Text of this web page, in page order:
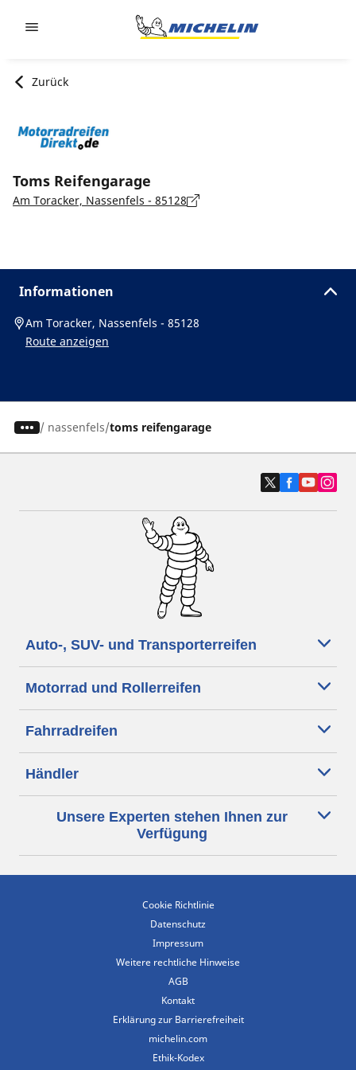
Zurück
Toms Reifengarage
Am Toracker, Nassenfels - 85128
Informationen
Am Toracker, Nassenfels - 85128
Route anzeigen
/ nassenfels toms reifengarage
Auto-, SUV- und Transporterreifen
Motorrad und Rollerreifen
Fahrradreifen
Händler
Unsere Experten stehen Ihnen zur
Verfügung
Cookie Richtlinie
Datenschutz
Impressum
Weitere rechtliche Hinweise
AGB
Kontakt
Erklärung zur Barrierefreiheit
michelin.com
Ethik-Kodex